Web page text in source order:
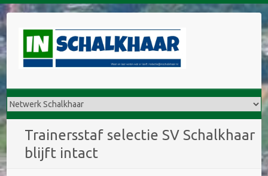
Trainersstaf selectie SV Schalkhaar
blijft intact